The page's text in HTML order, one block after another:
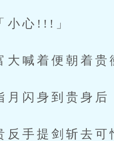
心!!!」
喊着便朝着贵
闪身到贵身后
手提剑斩去可